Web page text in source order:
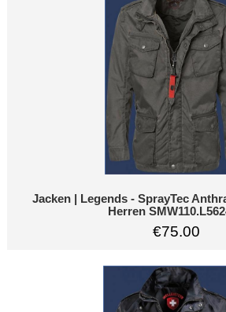
Jacken | Legends - SprayTec
Herren
€75.00